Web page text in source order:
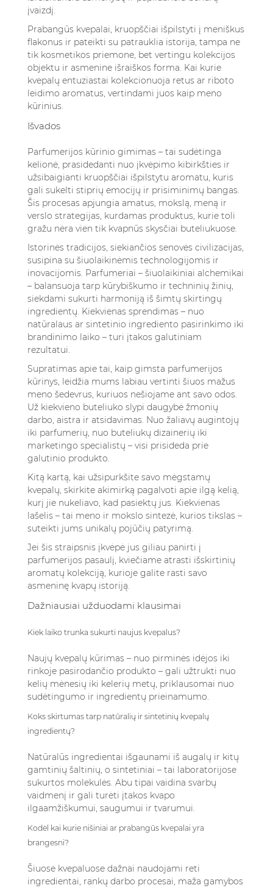
įvaizdį.
Prabangūs kvepalai, kruopščiai išpilstyti į meniškus
flakonus ir pateikti su patrauklia istorija, tampa ne
tik kosmetikos priemone, bet vertingu kolekcijos
objektu ir asmenine išraiškos forma. Kai kurie
kvepalų entuziastai kolekcionuoja retus ar riboto
leidimo aromatus, vertindami juos kaip meno
kūrinius.
Išvados
Parfumerijos kūrinio gimimas – tai sudėtinga
kelionė, prasidedanti nuo įkvėpimo kibirkšties ir
užsibaigianti kruopščiai išpilstytu aromatu, kuris
gali sukelti stiprių emocijų ir prisiminimų bangas.
Šis procesas apjungia amatus, mokslą, meną ir
verslo strategijas, kurdamas produktus, kurie toli
gražu nėra vien tik kvapnūs skysčiai buteliukuose.
Istorinės tradicijos, siekiančios senovės civilizacijas,
susipina su šiuolaikinėmis technologijomis ir
inovacijomis. Parfumeriai – šiuolaikiniai alchemikai
– balansuoja tarp kūrybiškumo ir techninių žinių,
siekdami sukurti harmoniją iš šimtų skirtingų
ingredientų. Kiekvienas sprendimas – nuo
natūralaus ar sintetinio ingrediento pasirinkimo iki
brandinimo laiko – turi įtakos galutiniam
rezultatui.
Supratimas apie tai, kaip gimsta parfumerijos
kūrinys, leidžia mums labiau vertinti šiuos mažus
meno šedevrus, kuriuos nešiojame ant savo odos.
Už kiekvieno buteliuko slypi daugybė žmonių
darbo, aistra ir atsidavimas. Nuo žaliavų augintojų
iki parfumerių, nuo buteliukų dizainerių iki
marketingo specialistų – visi prisideda prie
galutinio produkto.
Kitą kartą, kai užsipurkšite savo mėgstamų
kvepalų, skirkite akimirką pagalvoti apie ilgą kelią,
kurį jie nukeliavo, kad pasiektų jus. Kiekvienas
lašelis – tai meno ir mokslo sintezė, kurios tikslas –
suteikti jums unikalų pojūčių patyrimą.
Jei šis straipsnis įkvėpė jus giliau panirti į
parfumerijos pasaulį, kviečiame atrasti išskirtinių
aromatų kolekciją, kurioje galite rasti savo
asmeninę kvapų istoriją.
Dažniausiai užduodami klausimai
Kiek laiko trunka sukurti naujus kvepalus?
Naujų kvepalų kūrimas – nuo pirminės idėjos iki
rinkoje pasirodančio produkto – gali užtrukti nuo
kelių mėnesių iki kelerių metų, priklausomai nuo
sudėtingumo ir ingredientų prieinamumo.
Koks skirtumas tarp natūralių ir sintetinių kvepalų
ingredientų?
Natūralūs ingredientai išgaunami iš augalų ir kitų
gamtinių šaltinių, o sintetiniai – tai laboratorijose
sukurtos molekulės. Abu tipai vaidina svarbų
vaidmenį ir gali turėti įtakos kvapo
ilgaamžiškumui, saugumui ir tvarumui.
Kodėl kai kurie nišiniai ar prabangūs kvepalai yra
brangesni?
Šiuose kvepaluose dažnai naudojami reti
ingredientai, rankų darbo procesai, maža gamybos